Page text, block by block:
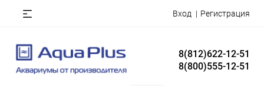
Вход Регистрация
8(812)622-12-51
8(800)555-12-51